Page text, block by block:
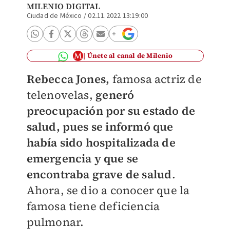
MILENIO DIGITAL
Ciudad de México /02.11.2022 13:19:00
Únete al canal de Milenio
Rebecca Jones, famosa actriz de
telenovelas, generó
preocupación por su estado de
salud, pues se informó que
había sido hospitalizada de
emergencia y que se
encontraba grave de salud.
Ahora, se dio a conocer que la
famosa tiene deficiencia
pulmonar.